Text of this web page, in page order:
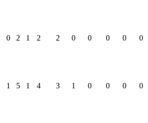
0 2 1 2 2 0 0 0 0
0
1 5 1 4 3 1 0 0 0
0